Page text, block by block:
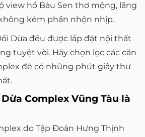
view hồ Bàu Sen thơ mộng, lãng
kém phần nhộn nhịp.
Dừa đều được lắp đặt nội thất
tuyệt vời. Hãy chọn lọc các căn
để có những phút giây thư
Complex Vũng Tàu là
do Tập Đoàn Hưng Thịnh